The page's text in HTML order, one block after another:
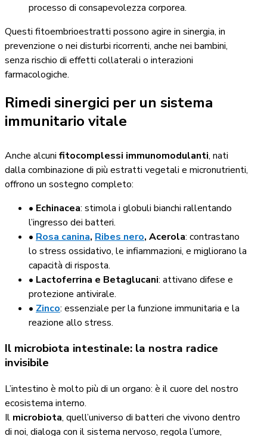
processo di consapevolezza corporea.
Questi fitoembrioestratti possono agire in sinergia, in
prevenzione o nei disturbi ricorrenti, anche nei bambini,
senza rischio di effetti collaterali o interazioni
farmacologiche.
Rimedi sinergici per un sistema
immunitario vitale
Anche alcuni fitocomplessi immunomodulanti, nati
dalla combinazione di più estratti vegetali e micronutrienti,
offrono un sostegno completo:
• Echinacea: stimola i globuli bianchi rallentando
l’ingresso dei batteri.
• Rosa canina, Ribes nero, Acerola: contrastano
lo stress ossidativo, le infiammazioni, e migliorano la
capacità di risposta.
• Lactoferrina e Betaglucani: attivano difese e
protezione antivirale.
• Zinco: essenziale per la funzione immunitaria e la
reazione allo stress.
Il microbiota intestinale: la nostra radice
invisibile
L’intestino è molto più di un organo: è il cuore del nostro
ecosistema interno.
Il microbiota, quell’universo di batteri che vivono dentro
di noi, dialoga con il sistema nervoso, regola l’umore,